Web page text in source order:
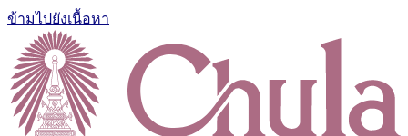
ข้ามไปยังเนื้อหา